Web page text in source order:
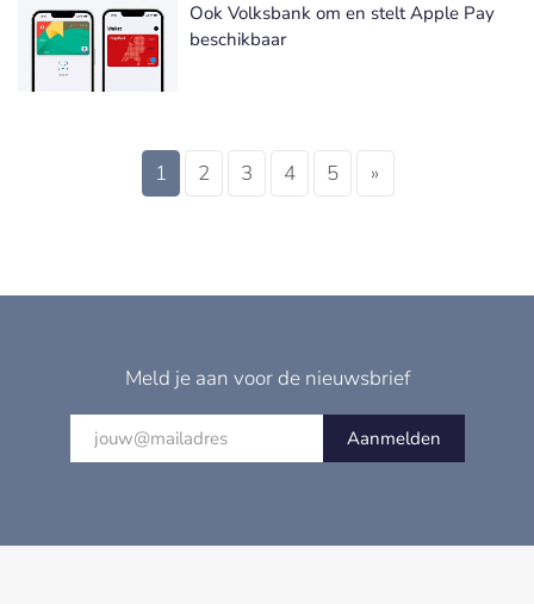
Ook Volksbank om en stelt Apple Pay
beschikbaar
1 2 3 4 5 »
Meld je aan voor de nieuwsbrief
Aanmelden